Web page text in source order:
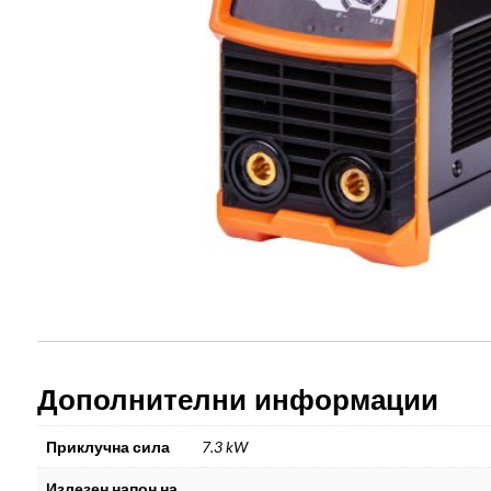
Дополнителни информации
Приклучна сила 7.3 kW